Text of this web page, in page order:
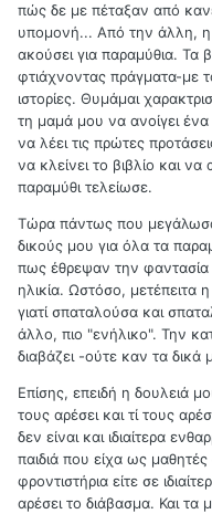
πώς δε με πέταξαν από
υπομονή... Από την άλλη,
ακούσει για παραμύθια. Τα
φτιάχνοντας πράγματα-με
ιστορίες. Θυμάμαι
τη μαμά μου να ανοίγει ένα
να λέει τις πρώτες
να κλείνει το βιβλίο και
παραμύθι τελείωσε.
Τώρα πάντως που
δικούς μου για όλα τα
πως έθρεψαν την
ηλικία. Ωστόσο,
γιατί σπαταλούσα και
άλλο, πιο "ενήλικο". Την
διαβάζει -ούτε καν τα δικά
Επίσης, επειδή η δουλειά
τους αρέσει και τί τους
δεν είναι και ιδιαίτερα
παιδιά που είχα ως
φροντιστήρια είτε σε
αρέσει το διάβασμα. Και τα